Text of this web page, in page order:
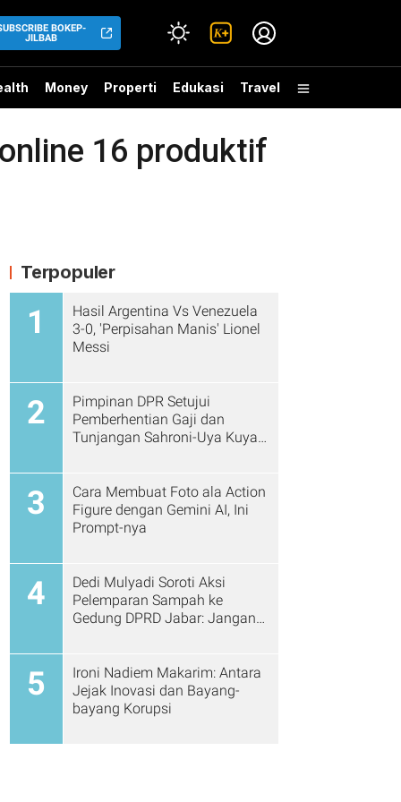
BOKEP-
JILBAB
Money Properti Edukasi Travel
16 produktif
Terpopuler
1
Hasil Argentina Vs Venezuela
3-0, 'Perpisahan Manis' Lionel
Messi
2
Pimpinan DPR Setujui
Pemberhentian Gaji dan
Tunjangan Sahroni-Uya Kuya
3
Cara Membuat Foto ala Action
Figure dengan Gemini AI, Ini
Prompt-nya
4
Dedi Mulyadi Soroti Aksi
Pelemparan Sampah ke
Gedung DPRD Jabar: Jangan
5
Ironi Nadiem Makarim: Antara
Jejak Inovasi dan Bayang-
bayang Korupsi